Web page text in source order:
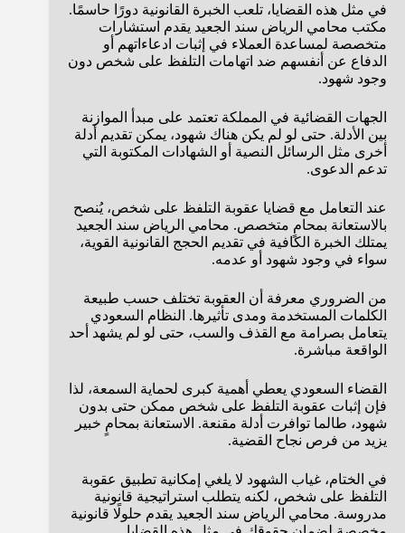
في مثل هذه القضايا، تلعب الخبرة القانونية دورًا حاسمًا.
مكتب محامي الرياض سند الجعيد يقدم استشارات
متخصصة لمساعدة العملاء في إثبات ادعاءاتهم أو
الدفاع عن أنفسهم ضد اتهامات التلفظ على شخص دون
وجود شهود.
الجهات القضائية في المملكة تعتمد على مبدأ الموازنة
بين الأدلة. حتى لو لم يكن هناك شهود، يمكن تقديم أدلة
أخرى مثل الرسائل النصية أو الشهادات المكتوبة التي
تدعم الدعوى.
عند التعامل مع قضايا عقوبة التلفظ على شخص، يُنصح
بالاستعانة بمحامٍ متخصص. محامي الرياض سند الجعيد
يمتلك الخبرة الكافية في تقديم الحجج القانونية القوية،
سواء في وجود شهود أو عدمه.
من الضروري معرفة أن العقوبة تختلف حسب طبيعة
الكلمات المستخدمة ومدى تأثيرها. النظام السعودي
يتعامل بصرامة مع القذف والسب، حتى لو لم يشهد أحد
الواقعة مباشرة.
القضاء السعودي يعطي أهمية كبرى لحماية السمعة، لذا
فإن إثبات عقوبة التلفظ على شخص ممكن حتى بدون
شهود، طالما توافرت أدلة مقنعة. الاستعانة بمحامٍ خبير
يزيد من فرص نجاح القضية.
في الختام، غياب الشهود لا يلغي إمكانية تطبيق عقوبة
التلفظ على شخص، لكنه يتطلب استراتيجية قانونية
مدروسة. محامي الرياض سند الجعيد يقدم حلولًا قانونية